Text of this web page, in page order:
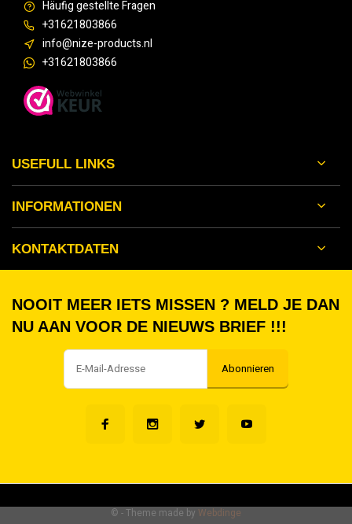
Häufig gestellte Fragen
+31621803866
info@nize-products.nl
+31621803866
USEFULL LINKS
INFORMATIONEN
KONTAKTDATEN
NOOIT MEER IETS MISSEN ? MELD JE DAN
NU AAN VOOR DE NIEUWS BRIEF !!!
Abonnieren
© - Theme made by Webdinge